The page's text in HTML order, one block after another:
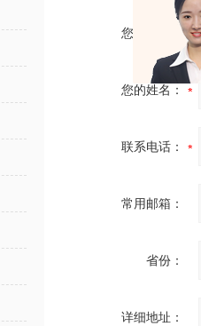
您的单位：
您的姓名：
联系电话：
常用邮箱：
省份：
详细地址：